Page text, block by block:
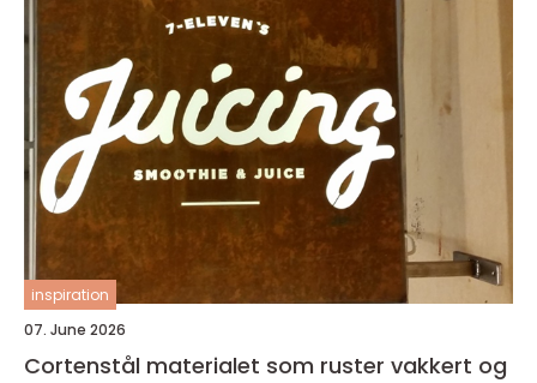
inspiration
07. June 2026
Cortenstål materialet som ruster vakkert og